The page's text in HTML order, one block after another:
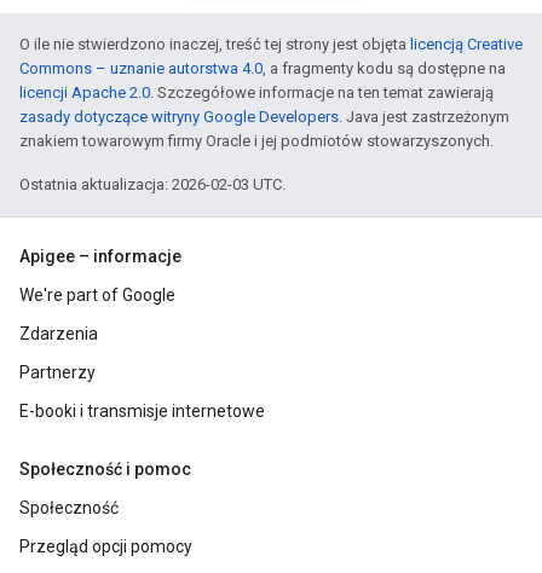
O ile nie stwierdzono inaczej, treść tej strony jest objęta licencją Creative
Commons – uznanie autorstwa 4.0, a fragmenty kodu są dostępne na
licencji Apache 2.0. Szczegółowe informacje na ten temat zawierają
zasady dotyczące witryny Google Developers. Java jest zastrzeżonym
znakiem towarowym firmy Oracle i jej podmiotów stowarzyszonych.
Ostatnia aktualizacja: 2026-02-03 UTC.
Apigee – informacje
We're part of Google
Zdarzenia
Partnerzy
E-booki i transmisje internetowe
Społeczność i pomoc
Społeczność
Przegląd opcji pomocy